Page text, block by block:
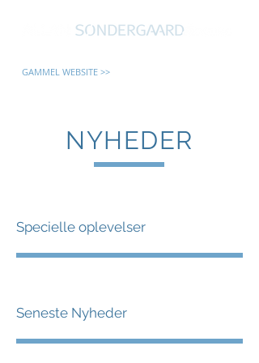
GAMMEL WEBSITE >>
NYHEDER
Specielle oplevelser
Seneste Nyheder